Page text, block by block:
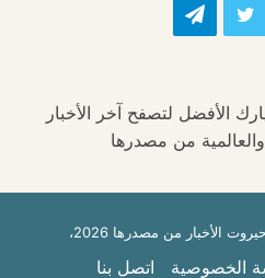
تويتر تيلقرام
الأفضل لتصفح آخر الأخبار
والعالمية من مصدرها
الأخبار من مصدرها 2026،
الخصوصية اتصل بنا